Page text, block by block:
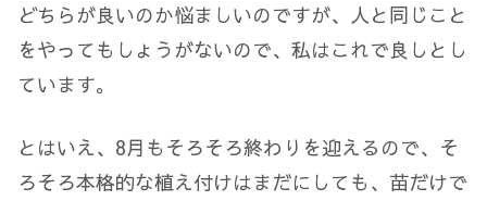
どちらが良いのか悩ましいのですが、人と同じこと
をやってもしょうがないので、私はこれで良しとし
ています。
とはいえ、8月もそろそろ終わりを迎えるので、そ
ろそろ本格的な植え付けはまだにしても、苗だけで